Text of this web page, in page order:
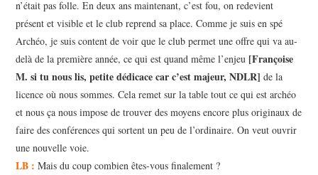
n’était pas folle. En deux ans maintenant, c’est fou, on redevient
présent et visible et le club reprend sa place. Comme je suis en spé
Archéo, je suis content de voir que le club permet une offre qui va au-
delà de la première année, ce qui est quand même l’enjeu [Françoise
M. si tu nous lis, petite dédicace car c’est majeur, NDLR] de la
licence où nous sommes. Cela remet sur la table tout ce qui est archéo
et nous ça nous impose de trouver des moyens encore plus originaux de
faire des conférences qui sortent un peu de l’ordinaire. On veut ouvrir
une nouvelle voie.
LB : Mais du coup combien êtes-vous finalement ?